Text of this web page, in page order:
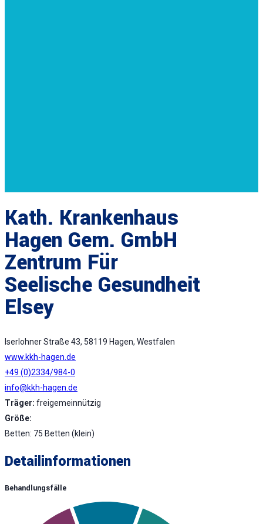
Kath. Krankenhaus
Hagen Gem. GmbH
Zentrum Für
Seelische Gesundheit
Elsey
Iserlohner Straße 43, 58119 Hagen, Westfalen
www.kkh-hagen.de
+49 (0)2334/984-0
info@kkh-hagen.de
Träger: freigemeinnützig
Größe:
Betten: 75 Betten (klein)
Detailinformationen
Behandlungsfälle